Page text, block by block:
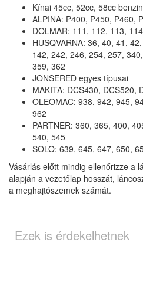
Kínai 45cc, 52cc, 58cc
ALPINA: P400, P450, P460,
DOLMAR: 111, 112, 113,
HUSQVARNA: 36, 40, 41,
142, 242, 246, 254, 257,
359, 362
JONSERED egyes típusai
MAKITA: DCS430, DCS520,
OLEOMAC: 938, 942, 945,
962
PARTNER: 360, 365, 400,
540, 545
SOLO: 639, 645, 647, 650,
Vásárlás előtt mindig ellenőrizze a
alapján a vezetőlap hosszát,
a meghajtószemek számát.
Ezek is érdekelhetnek